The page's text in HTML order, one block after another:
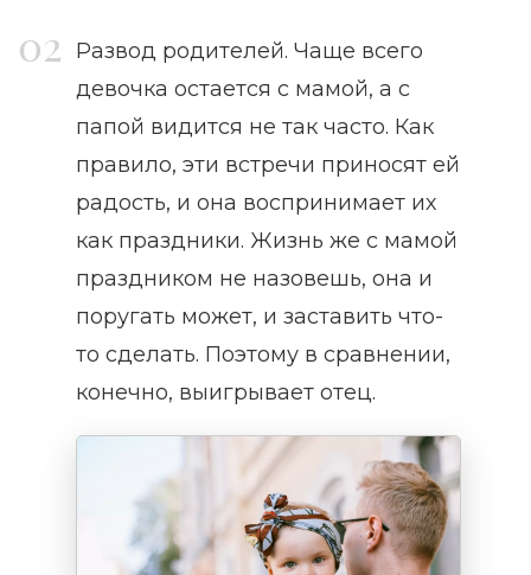
Развод родителей. Чаще всего
девочка остается с мамой, а с
папой видится не так часто. Как
правило, эти встречи приносят ей
радость, и она воспринимает их
как праздники. Жизнь же с мамой
праздником не назовешь, она и
поругать может, и заставить что-
то сделать. Поэтому в сравнении,
конечно, выигрывает отец.